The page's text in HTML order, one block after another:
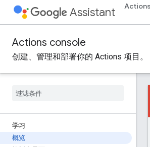
Assistant
Actions console
创建、管理和部署你的 Actions 项目。
学习
概览